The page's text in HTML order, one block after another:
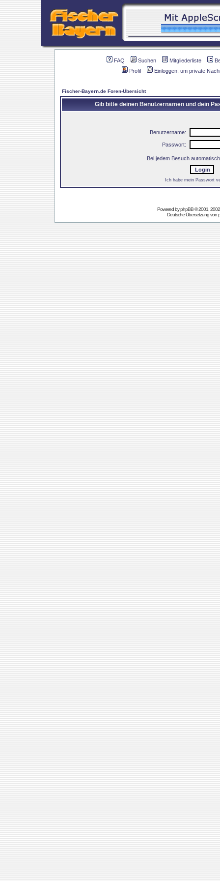
FAQ Suchen Mitgliederliste
Profil
Einloggen, um private
Fischer-Bayern.de Foren-Übersicht
Gib bitte deinen Benutzernamen und dein
Benutzername:
Passwort:
Bei jedem Besuch
Ich habe mein Passwort
Powered byphpBB© 2001,
Deutsche Übersetzung von